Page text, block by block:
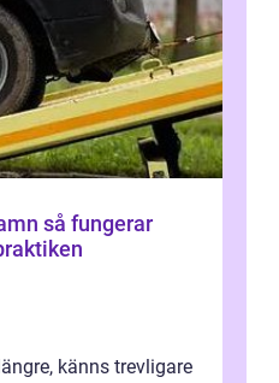
känns trevligare